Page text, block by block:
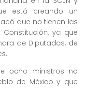
está creando un
que no tienen las
ya que
de Diputados, de
ocho ministros no
de México y que